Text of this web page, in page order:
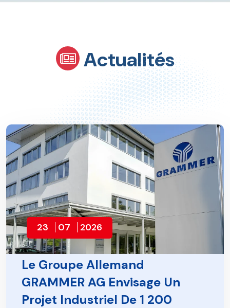
Actualités
23 07 2026
Le Groupe Allemand
GRAMMER AG Envisage Un
Projet Industriel De 1 200